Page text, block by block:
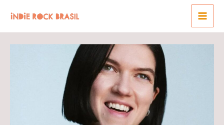
para
o
conteúdo